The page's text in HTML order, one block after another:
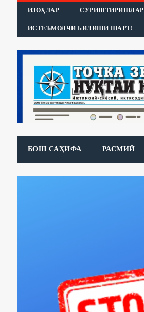
ИЗОҲЛАР СУРИШТИРИШЛАР
ИСТЕЪМОЛЧИ БИЛИШИ ШАРТ!
БОШ САҲИФА РАСМИЙ